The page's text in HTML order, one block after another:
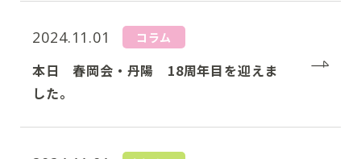
2024.11.01 コラム
本日 春岡会・丹陽 18周年目を迎えま
した。